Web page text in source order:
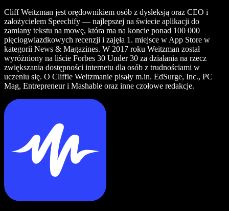
Cliff Weitzman jest orędownikiem osób z dysleksją oraz CEO i
założycielem Speechify — najlepszej na świecie aplikacji do
zamiany tekstu na mowę, która ma na koncie ponad 100 000
pięciogwiazdkowych recenzji i zajęła 1. miejsce w App Store w
kategorii News & Magazines. W 2017 roku Weitzman został
wyróżniony na liście Forbes 30 Under 30 za działania na rzecz
zwiększania dostępności internetu dla osób z trudnościami w
uczeniu się. O Cliffie Weitzmanie pisały m.in. EdSurge, Inc., PC
Mag, Entrepreneur i Mashable oraz inne czołowe redakcje.